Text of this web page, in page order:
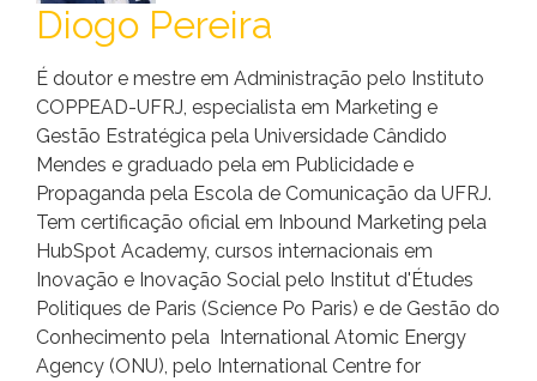
Diogo Pereira
É doutor e mestre em Administração pelo Instituto
COPPEAD-UFRJ, especialista em Marketing e
Gestão Estratégica pela Universidade Cândido
Mendes e graduado pela em Publicidade e
Propaganda pela Escola de Comunicação da UFRJ.
Tem certificação oficial em Inbound Marketing pela
HubSpot Academy, cursos internacionais em
Inovação e Inovação Social pelo Institut d'Études
Politiques de Paris (Science Po Paris) e de Gestão do
Conhecimento pela International Atomic Energy
Agency (ONU), pelo International Centre for